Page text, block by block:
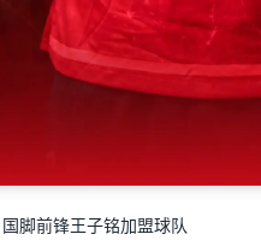
脚前锋王子铭加盟球队